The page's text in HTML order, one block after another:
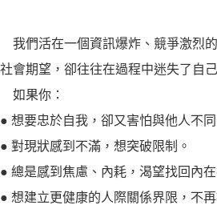
我們活在一個資訊爆炸、競爭激烈
社會期望，卻往往在過程中迷失了自己
如果你：
● 想要忠於自我，卻又害怕與他人不同
● 對現狀感到不滿，想突破限制。
● 總是感到焦慮、內耗，渴望找回內在
● 想建立更健康的人際關係界限，不